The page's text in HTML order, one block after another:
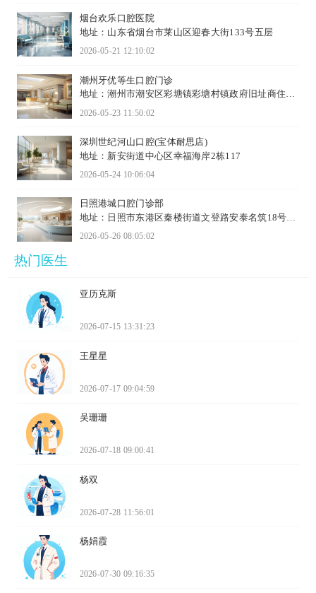
烟台欢乐口腔医院
地址：山东省烟台市莱山区迎春大街133号五层
2026-05-21 12:10:02
潮州牙优等生口腔门诊
地址：潮州市潮安区彩塘镇彩塘村镇政府旧址商住楼
2026-05-23 11:50:02
深圳世纪河山口腔(宝体耐思店)
地址：新安街道中心区幸福海岸2栋117
2026-05-24 10:06:04
日照港城口腔门诊部
地址：日照市东港区秦楼街道文登路安泰名筑18号楼
2026-05-26 08:05:02
热门医生
亚历克斯
2026-07-15 13:31:23
王星星
2026-07-17 09:04:59
吴珊珊
2026-07-18 09:00:41
杨双
2026-07-28 11:56:01
杨娟霞
2026-07-30 09:16:35